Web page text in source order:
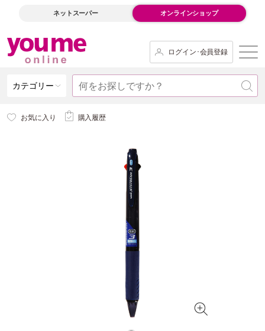
ネットスーパー オンラインショップ
ログイン･会員登録
カテゴリー
お気に入り 購入履歴